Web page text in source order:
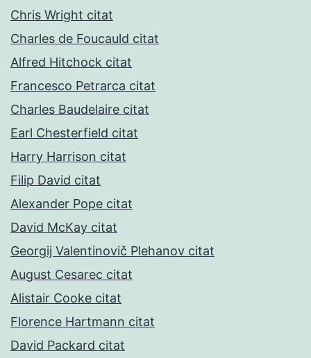
Chris Wright citat
Charles de Foucauld citat
Alfred Hitchock citat
Francesco Petrarca citat
Charles Baudelaire citat
Earl Chesterfield citat
Harry Harrison citat
Filip David citat
Alexander Pope citat
David McKay citat
Georgij Valentinovič Plehanov citat
August Cesarec citat
Alistair Cooke citat
Florence Hartmann citat
David Packard citat